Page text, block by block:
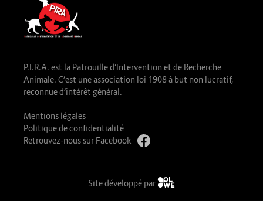
P.I.R.A. est la Patrouille d’Intervention et de Recherche
Animale. C’est une association loi 1908 à but non lucratif,
reconnue d’intérêt général.
Mentions légales
Politique de confidentialité
Retrouvez-nous sur Facebook
Site développé par